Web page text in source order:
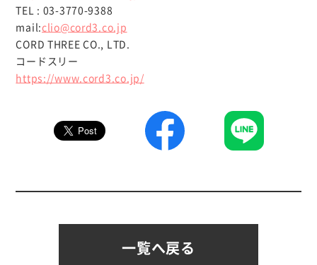
TEL : 03-3770-9388
mail:clio@cord3.co.jp
CORD THREE CO., LTD.
コードスリー
https://www.cord3.co.jp/
一覧へ戻る